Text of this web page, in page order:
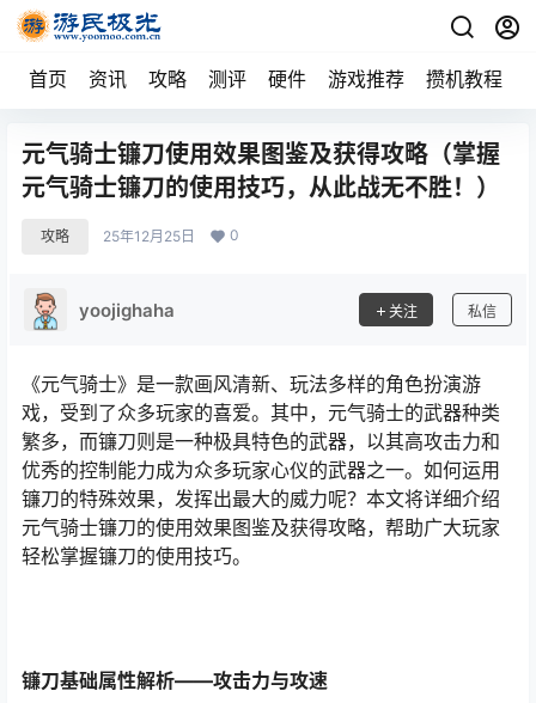
首页 资讯 攻略 测评 硬件 游戏推荐 攒机教程
元气骑士镰刀使用效果图鉴及获得攻略（掌握
元气骑士镰刀的使用技巧，从此战无不胜！）
攻略 25年12月25日 0
yoojighaha 关注 私信
《元气骑士》是一款画风清新、玩法多样的角色扮演游
戏，受到了众多玩家的喜爱。其中，元气骑士的武器种类
繁多，而镰刀则是一种极具特色的武器，以其高攻击力和
优秀的控制能力成为众多玩家心仪的武器之一。如何运用
镰刀的特殊效果，发挥出最大的威力呢？本文将详细介绍
元气骑士镰刀的使用效果图鉴及获得攻略，帮助广大玩家
轻松掌握镰刀的使用技巧。
镰刀基础属性解析——攻击力与攻速